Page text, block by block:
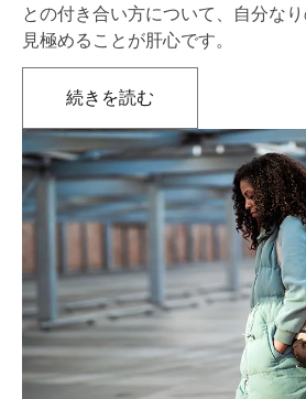
との付き合い方について、自分な
見極めることが肝心です。
続きを読む新しいタブで開きます